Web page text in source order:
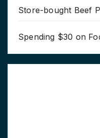
Store-bought Beef
Spending $30 on